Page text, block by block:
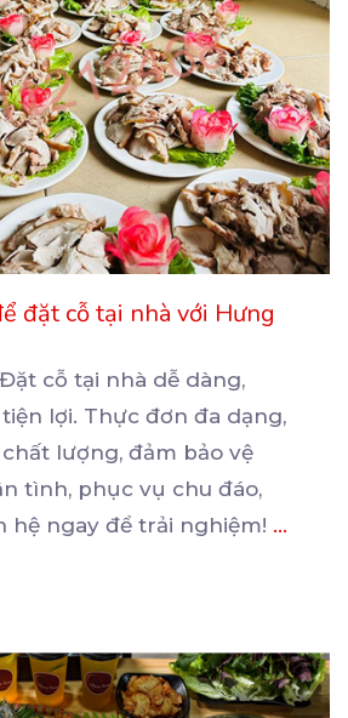
đặt cỗ tại nhà với Hưng
cỗ tại nhà dễ dàng,
lợi. Thực đơn đa dạng,
chất lượng, đảm bảo vệ
tình, phục vụ chu đáo,
hệ ngay để trải nghiệm! ...